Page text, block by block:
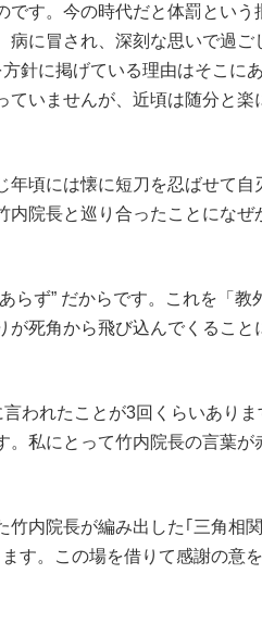
です。今の時代だと体罰という
病に冒され、深刻な思いで過ご
針に掲げている理由はそこに
いませんが、近頃は随分と楽
頃には懐に短刀を忍ばせて自
内院長と巡り合ったことになぜ
ず” だからです。これを「教
死角から飛び込んでくること
われたことが3回くらいありま
。私にとって竹内院長の言葉が
内院長が編み出した｢三角相
す。この場を借りて感謝の意